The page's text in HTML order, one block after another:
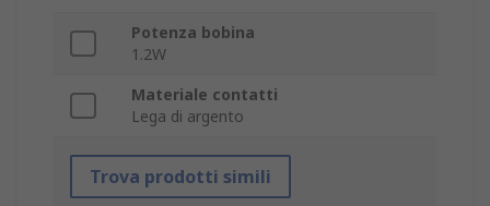
Potenza bobina
1.2W
Materiale contatti
Lega di argento
Trova prodotti simili